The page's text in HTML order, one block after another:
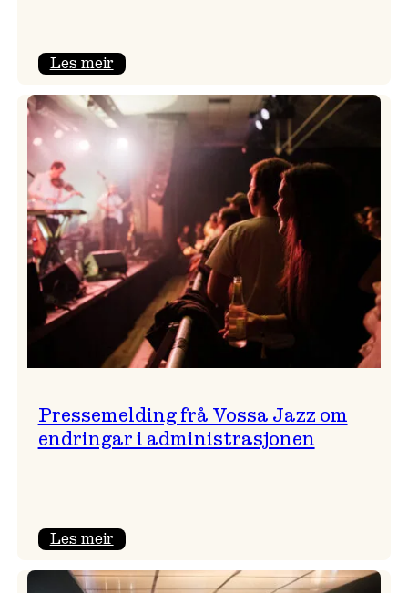
Les meir:
Jazz
søkjer
Pressemelding frå Vossa Jazz om
endringar i administrasjonen
Les meir:
frå